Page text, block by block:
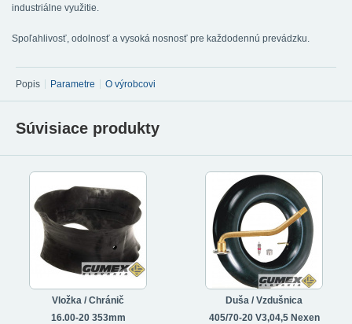
industriálne využitie.
Spoľahlivosť, odolnosť a vysoká nosnosť pre každodennú prevádzku.
Popis Parametre O výrobcovi
Súvisiace produkty
Vložka / Chránič
16.00-20 353mm
Duša / Vzdušnica
405/70-20 V3,04,5 Nexen